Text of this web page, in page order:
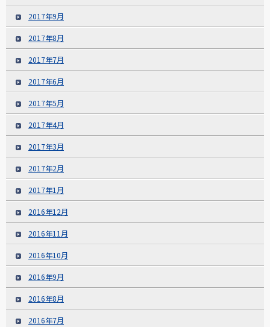
2017年9月
2017年8月
2017年7月
2017年6月
2017年5月
2017年4月
2017年3月
2017年2月
2017年1月
2016年12月
2016年11月
2016年10月
2016年9月
2016年8月
2016年7月